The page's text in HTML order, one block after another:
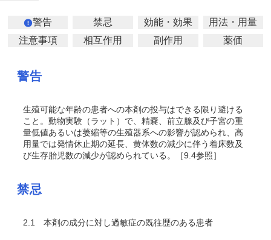
警告 禁忌 効能・効果
用法・用量
注意事項
相互作用 副作用 薬価
警告
生殖可能な年齢の患者への本剤の投与はできる限り避ける
こと。動物実験（ラット）で、精嚢、前立腺及び子宮の重
量低値あるいは萎縮等の生殖器系への影響が認められ、高
用量では発情休止期の延長、黄体数の減少に伴う着床数及
び生存胎児数の減少が認められている。［9.4参照］
禁忌
2.1 本剤の成分に対し過敏症の既往歴のある患者